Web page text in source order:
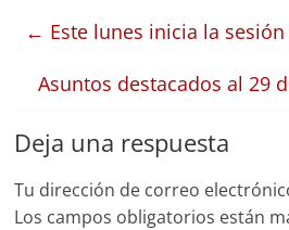
← Este lunes inicia la
Asuntos destacados al 29
Deja una respuesta
Tu dirección de correo
Los campos obligatorios están